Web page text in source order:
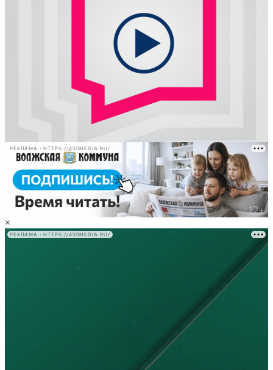
РЕКЛАМА • HTTPS://450MEDIA.RU/
×
РЕКЛАМА • HTTPS://450MEDIA.RU/